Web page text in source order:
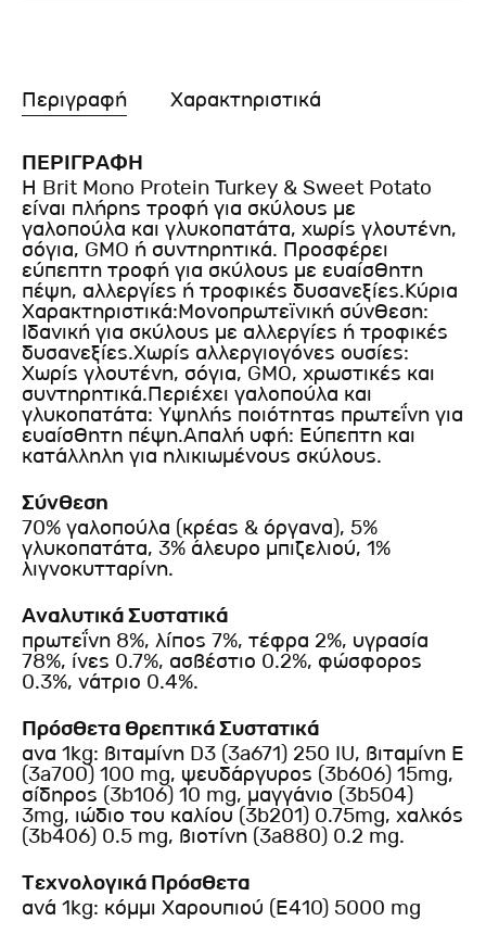
Περιγραφή Χαρακτηριστικά
ΠΕΡΙΓΡΑΦΗ
Η Brit Mono Protein Turkey & Sweet Potato
είναι πλήρης τροφή για σκύλους με
γαλοπούλα και γλυκοπατάτα, χωρίς γλουτένη,
σόγια, GMO ή συντηρητικά. Προσφέρει
εύπεπτη τροφή για σκύλους με ευαίσθητη
πέψη, αλλεργίες ή τροφικές δυσανεξίες.Κύρια
Χαρακτηριστικά:Μονοπρωτεϊνική σύνθεση:
Ιδανική για σκύλους με αλλεργίες ή τροφικές
δυσανεξίες.Χωρίς αλλεργιογόνες ουσίες:
Χωρίς γλουτένη, σόγια, GMO, χρωστικές και
συντηρητικά.Περιέχει γαλοπούλα και
γλυκοπατάτα: Υψηλής ποιότητας πρωτεΐνη για
ευαίσθητη πέψη.Απαλή υφή: Εύπεπτη και
κατάλληλη για ηλικιωμένους σκύλους.
Σύνθεση
70% γαλοπούλα (κρέας & όργανα), 5%
γλυκοπατάτα, 3% άλευρο μπιζελιού, 1%
λιγνοκυτταρίνη.
Αναλυτικά Συστατικά
πρωτεΐνη 8%, λίπος 7%, τέφρα 2%, υγρασία
78%, ίνες 0.7%, ασβέστιο 0.2%, φώσφορος
0.3%, νάτριο 0.4%.
Πρόσθετα Θρεπτικά Συστατικά
ανα 1kg: βιταμίνη D3 (3a671) 250 IU, βιταμίνη Ε
(3a700) 100 mg, ψευδάργυρος (3b606) 15mg,
σίδηρος (3b106) 10 mg, μαγγάνιο (3b504)
3mg, ιώδιο του καλίου (3b201) 0.75mg, χαλκός
(3b406) 0.5 mg, βιοτίνη (3a880) 0.2 mg.
Τεχνολογικά Πρόσθετα
ανά 1kg: κόμμι Χαρουπιού (Ε410) 5000 mg